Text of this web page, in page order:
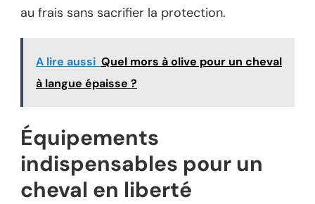
au frais sans sacrifier la protection.
A lire aussi Quel mors à olive pour un cheval
à langue épaisse ?
Équipements
indispensables pour un
cheval en liberté